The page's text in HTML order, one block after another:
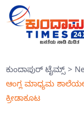
ಕುಂದಾಪುರ್ ಟೈಮ್ಸ್>
ಆಂಗ್ಲ ಮಾಧ್ಯಮ
ಕ್ರೀಡಾಕೂಟ